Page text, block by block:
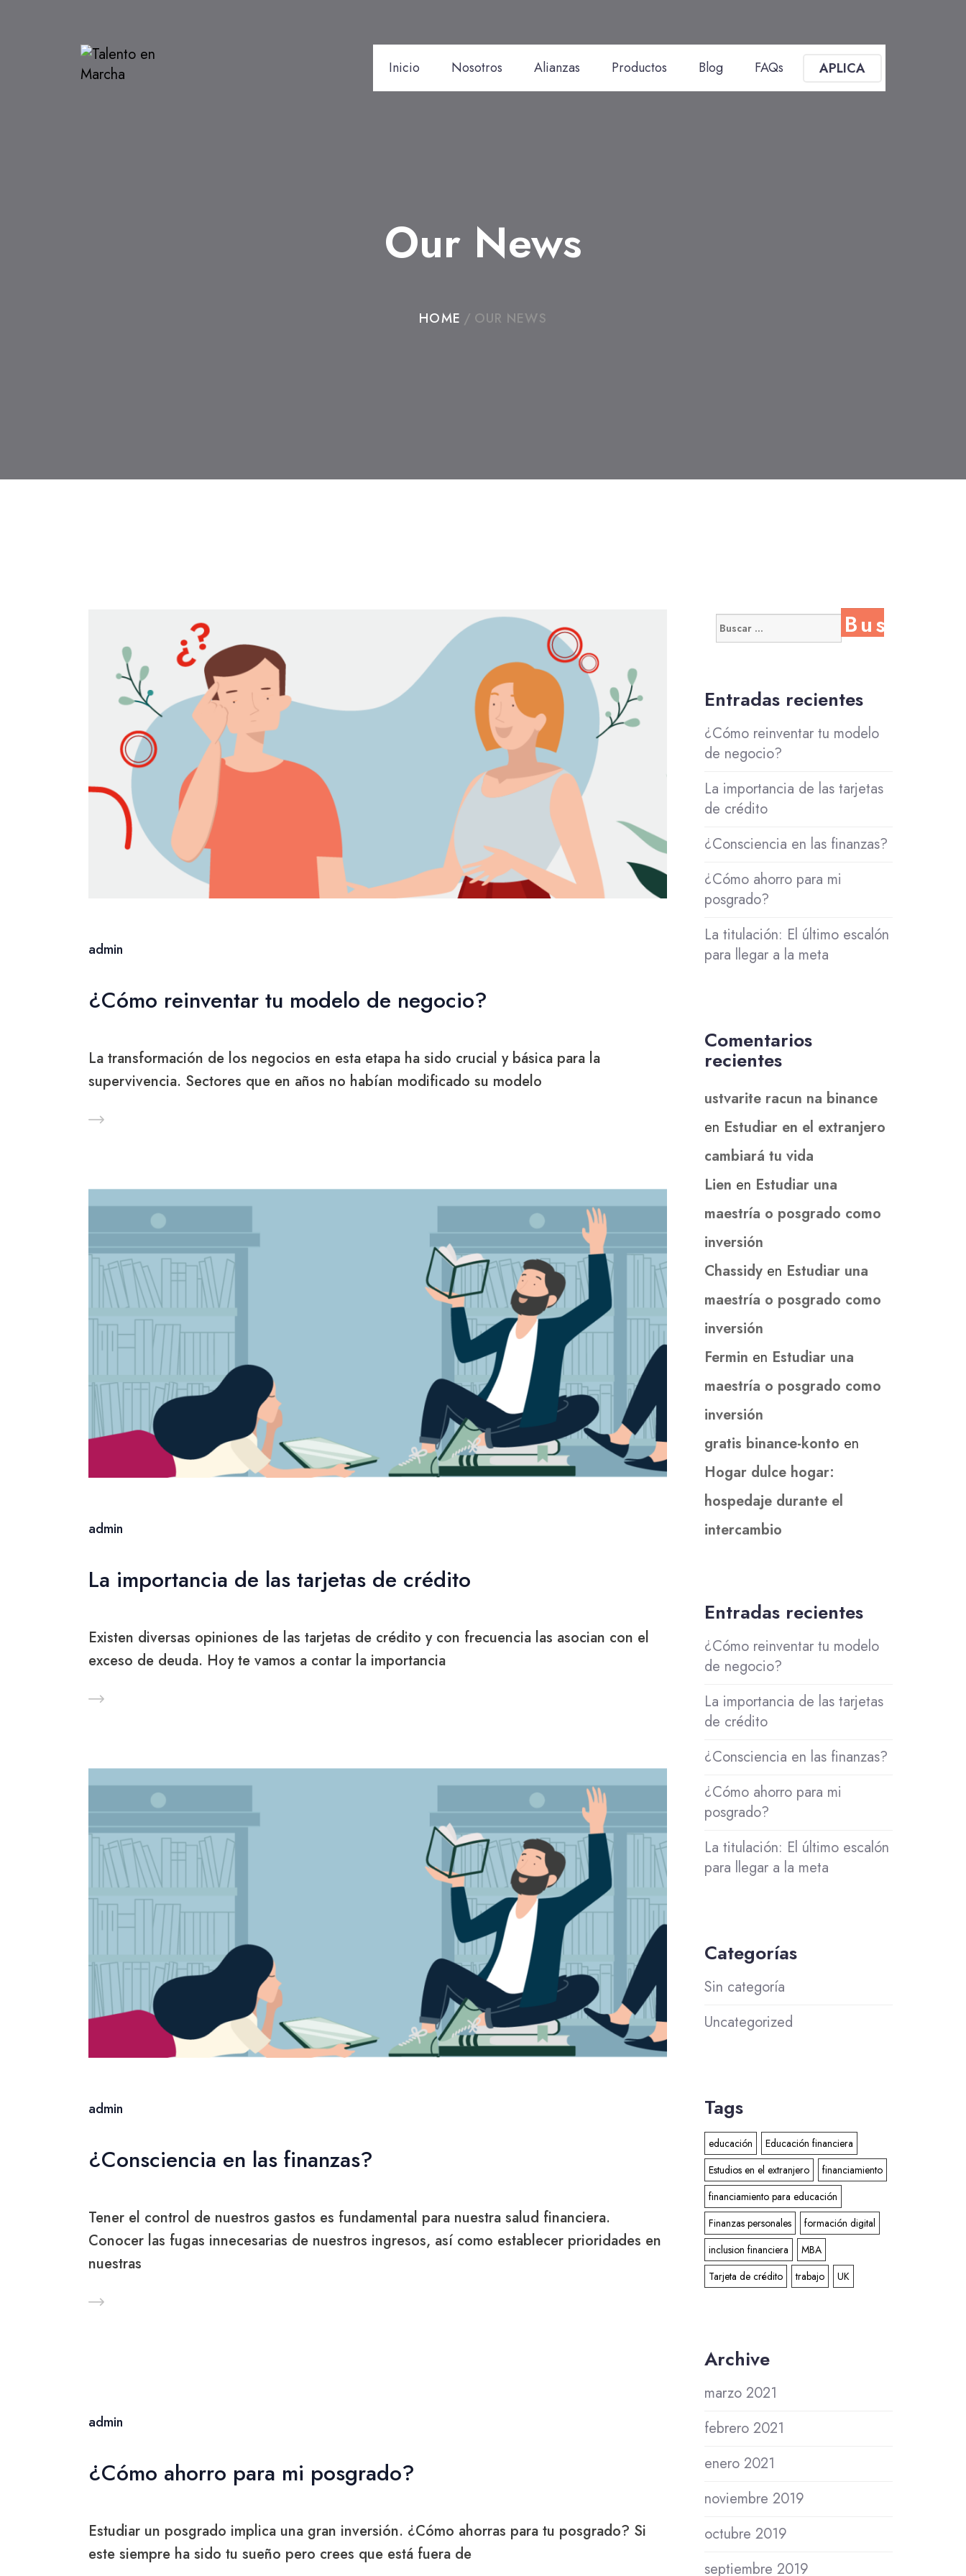
Inicio Nosotros Alianzas Productos Blog FAQs APLICA
Our News
HOME / OUR NEWS
admin
¿Cómo reinventar tu modelo de negocio?
La transformación de los negocios en esta etapa ha sido crucial y básica para la
supervivencia. Sectores que en años no habían modificado su modelo
admin
La importancia de las tarjetas de crédito
Existen diversas opiniones de las tarjetas de crédito y con frecuencia las asocian con el
exceso de deuda. Hoy te vamos a contar la importancia
admin
¿Consciencia en las finanzas?
Tener el control de nuestros gastos es fundamental para nuestra salud financiera.
Conocer las fugas innecesarias de nuestros ingresos, así como establecer prioridades en
nuestras
admin
¿Cómo ahorro para mi posgrado?
Estudiar un posgrado implica una gran inversión. ¿Cómo ahorras para tu posgrado? Si
este siempre ha sido tu sueño pero crees que está fuera de
Buscar:
Entradas recientes
¿Cómo reinventar tu modelo
de negocio?
La importancia de las tarjetas
de crédito
¿Consciencia en las finanzas?
¿Cómo ahorro para mi
posgrado?
La titulación: El último escalón
para llegar a la meta
Comentarios
recientes
ustvarite racun na binance
en Estudiar en el extranjero
cambiará tu vida
Lien en Estudiar una
maestría o posgrado como
inversión
Chassidyen Estudiar una
maestría o posgrado como
inversión
Fermin en Estudiar una
maestría o posgrado como
inversión
gratis binance-konto en
Hogar dulce hogar:
hospedaje durante el
intercambio
Entradas recientes
¿Cómo reinventar tu modelo
de negocio?
La importancia de las tarjetas
de crédito
¿Consciencia en las finanzas?
¿Cómo ahorro para mi
posgrado?
La titulación: El último escalón
para llegar a la meta
Categorías
Sin categoría
Uncategorized
Tags
educación
Educación financiera
Estudios en el extranjero
financiamiento
financiamiento para educación
Finanzas personales
formación digital
inclusion financiera
MBA
Tarjeta de crédito
trabajo UK
Archive
marzo 2021
febrero 2021
enero 2021
noviembre 2019
octubre 2019
septiembre 2019